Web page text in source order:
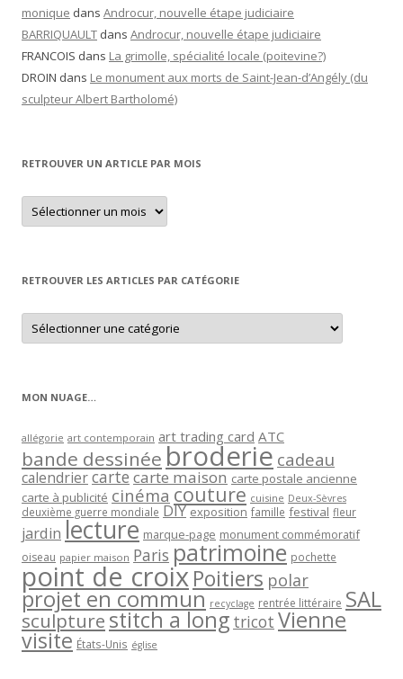
monique dans Androcur, nouvelle étape judiciaire
BARRIQUAULT dans Androcur, nouvelle étape judiciaire
FRANCOIS dans La grimolle, spécialité locale (poitevine?)
DROIN dans Le monument aux morts de Saint-Jean-d’Angély (du
sculpteur Albert Bartholomé)
RETROUVER UN ARTICLE PAR MOIS
Retrouver
un
article
RETROUVER LES ARTICLES PAR CATÉGORIE
Retrouver
les
articles
MON NUAGE…
allégorie art contemporain art trading card ATC
bande dessinéebroderie cadeau
calendriercartecarte maison carte postale ancienne
carte à publicité cinéma couture cuisine Deux-Sèvres
deuxième guerre mondiale DIY exposition famille festival fleur
jardin lecture marque-page monument commémoratif
oiseau papier maison Paris patrimoine pochette
point de croixPoitiers polar
projet en commun recyclage rentrée littéraire SAL
sculpturestitch a long tricot Vienne
visite États-Unis église